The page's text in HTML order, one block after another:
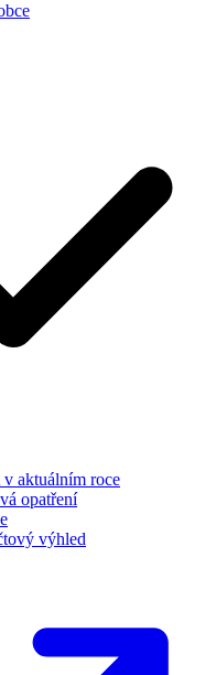
v aktuálním roce
opatření
výhled